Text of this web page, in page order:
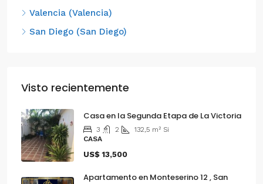
Valencia (Valencia)
San Diego (San Diego)
Visto recientemente
Casa en la Segunda Etapa de La Victoria
3 2 132,5 m² Si
CASA
US$ 13,500
Apartamento en Monteserino 12 , San